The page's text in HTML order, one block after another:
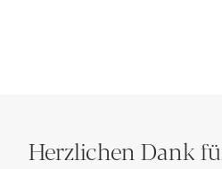
Herzlichen Dank